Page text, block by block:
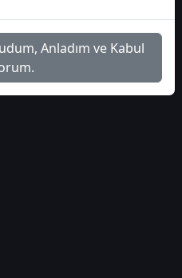
Anladım ve Kabul